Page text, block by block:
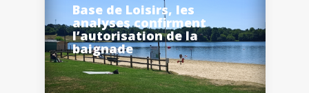
Base de Loisirs, les
analyses confirment
l’autorisation de la
baignade